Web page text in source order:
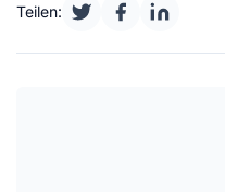
Teilen: